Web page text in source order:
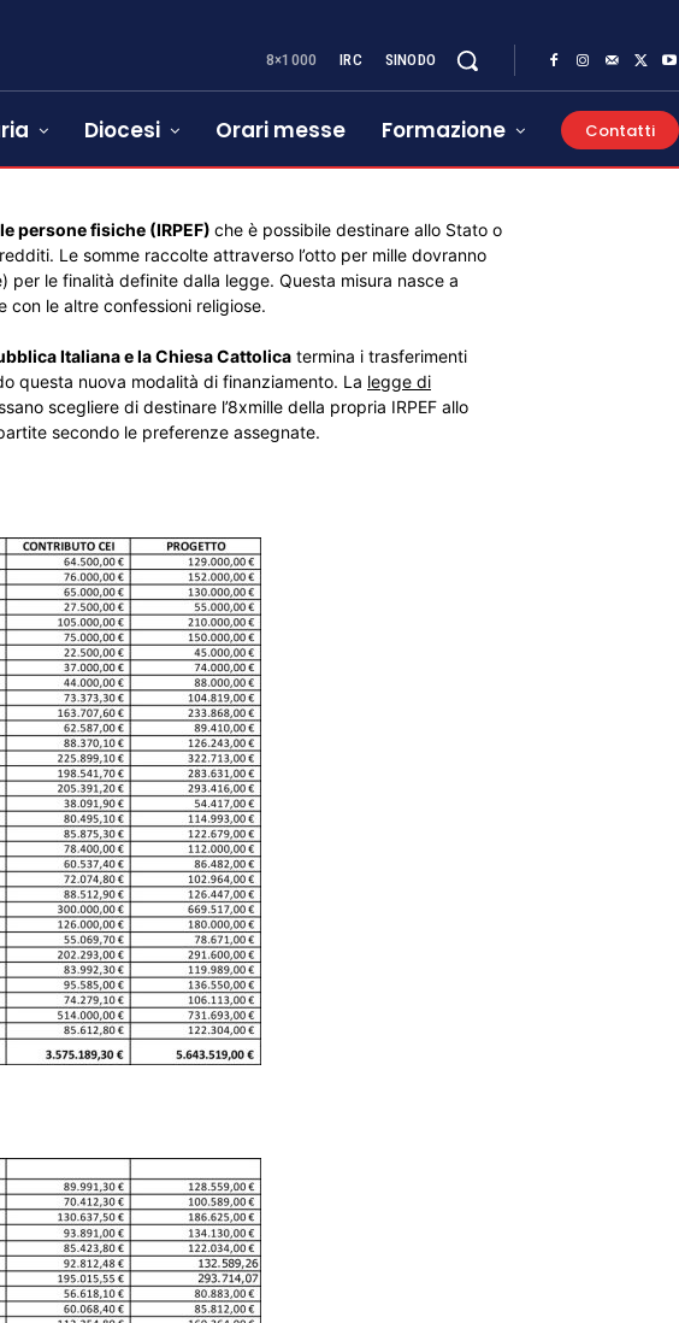
8×1000 IRC SINODO
Diocesi Orari messe Formazione Contatti
persone fisiche (IRPEF) che è possibile destinare allo Stato o
Le somme raccolte attraverso l’otto per mille dovranno
le finalità definite dalla legge. Questa misura nasce a
con le altre confessioni religiose.
Italiana e la Chiesa Cattolica termina i trasferimenti
questa nuova modalità di finanziamento. La legge di
scegliere di destinare l’8xmille della propria IRPEF allo
secondo le preferenze assegnate.